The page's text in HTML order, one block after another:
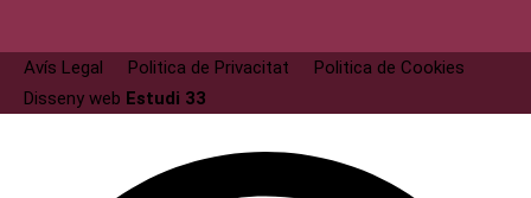
Avís Legal Politica de Privacitat
Politica de Cookies
Disseny web Estudi 33